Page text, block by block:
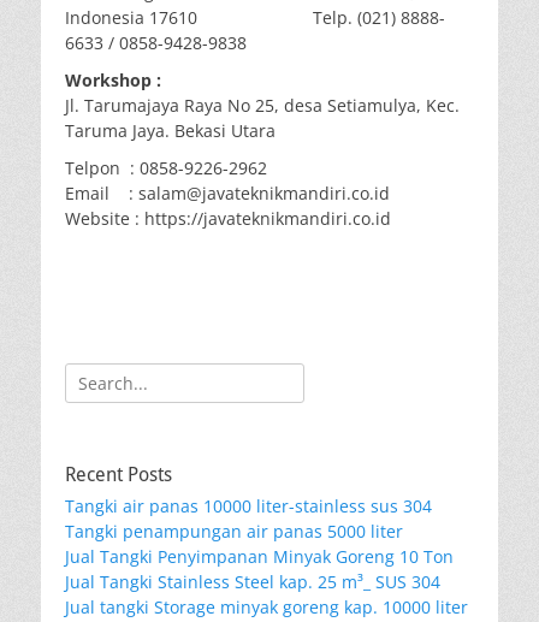
Indonesia 17610 Telp. (021) 8888-
6633 / 0858-9428-9838
Workshop :
Jl. Tarumajaya Raya No 25, desa Setiamulya, Kec.
Taruma Jaya. Bekasi Utara
Telpon : 0858-9226-2962
Email : salam@javateknikmandiri.co.id
Website : https://javateknikmandiri.co.id
Search
for:
Recent Posts
Tangki air panas 10000 liter-stainless sus 304
Tangki penampungan air panas 5000 liter
Jual Tangki Penyimpanan Minyak Goreng 10 Ton
Jual Tangki Stainless Steel kap. 25 m³_ SUS 304
Jual tangki Storage minyak goreng kap. 10000 liter